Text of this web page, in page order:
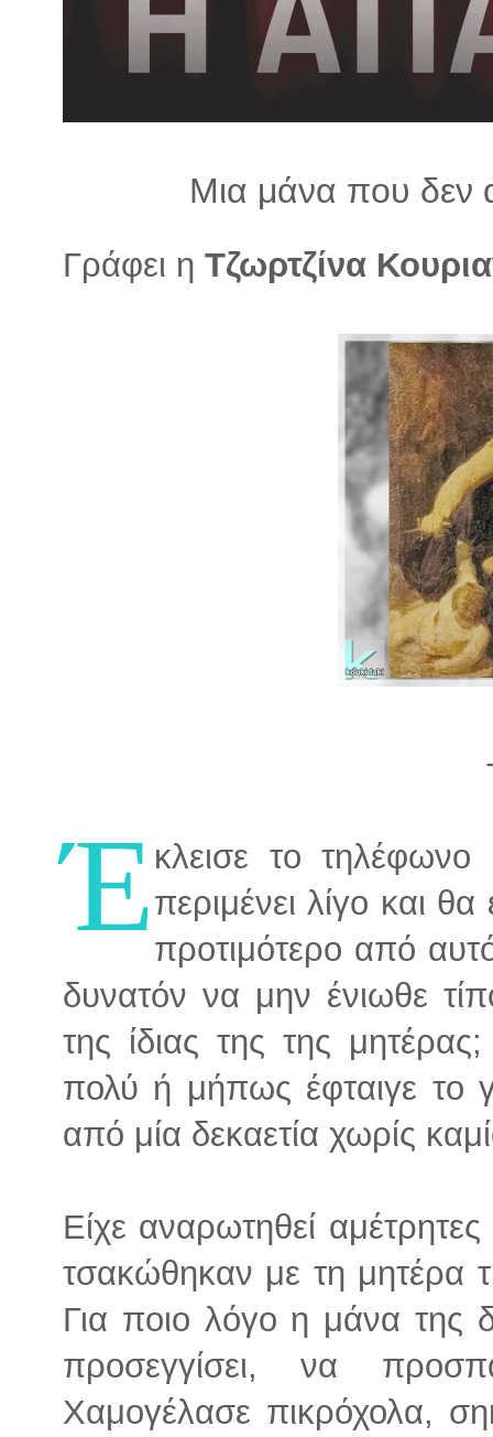
Μια μάνα που δεν
Γράφει η Τζωρτζίνα
Έ κλεισε το
περιμένει λίγο και
προτιμότερο από
δυνατόν να μην ένιωθε
της ίδιας της της
πολύ ή μήπως έφταιγε το
από μία δεκαετία χωρίς
Είχε αναρωτηθεί
τσακώθηκαν με τη μητέρα
Για ποιο λόγο η μάνα της
προσεγγίσει, να
Χαμογέλασε πικρόχολα,